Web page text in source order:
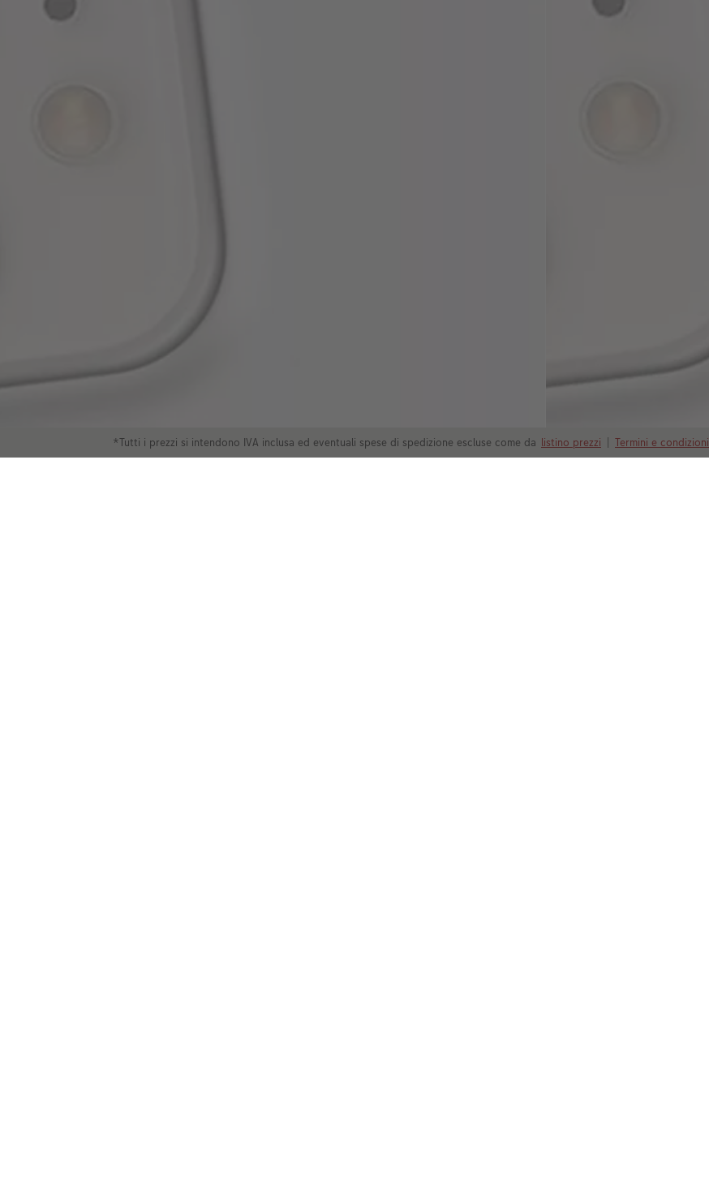
*Tutti i prezzi si intendono IVA inclusa ed eventuali spese di spedizione escluse come da listino prezzi | Termini e condizioni